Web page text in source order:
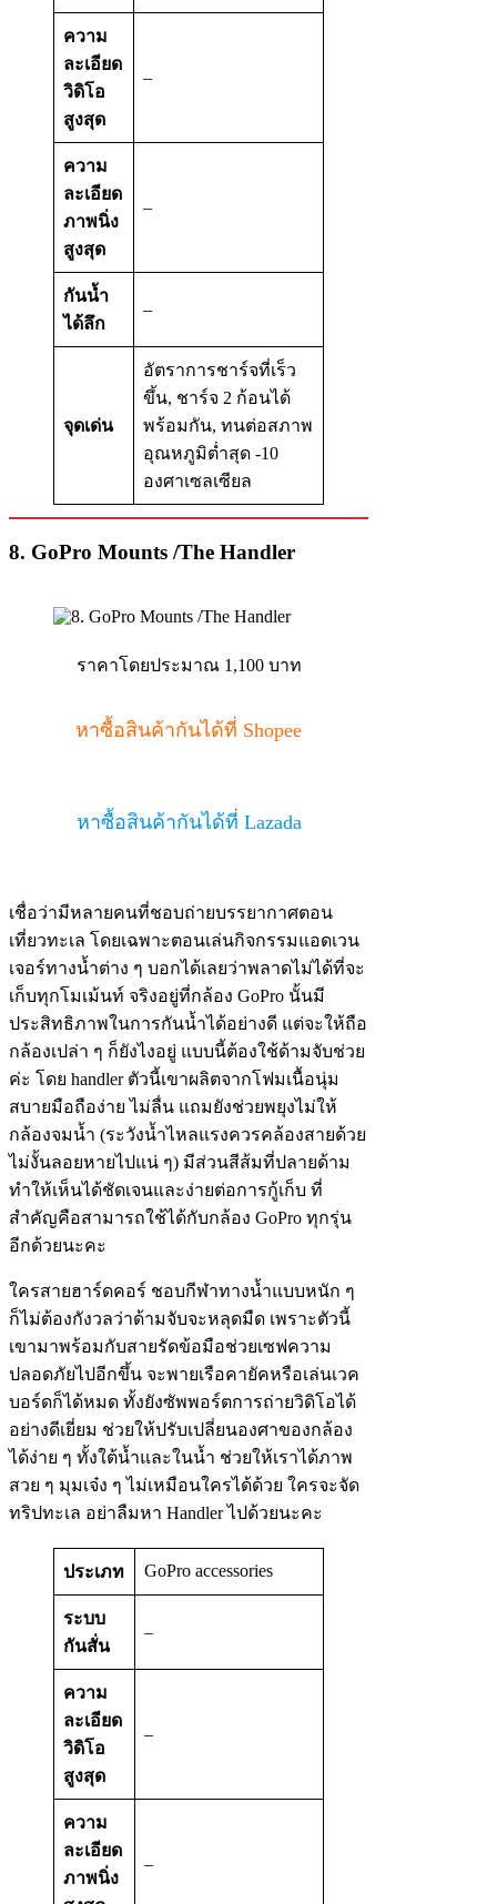
ความ
ละเอียด
วิดิโอ
สูงสุด
–
ความ
ละเอียด
ภาพนิ่ง
สูงสุด
–
กันน้ำ
ได้ลึก
–
จุดเด่น
อัตราการชาร์จที่เร็ว
ขึ้น, ชาร์จ 2 ก้อนได้
พร้อมกัน, ทนต่อสภาพ
อุณหภูมิต่ำสุด -10
องศาเซลเซียล
8. GoPro Mounts /The Handler
ราคาโดยประมาณ 1,100 บาท
หาซื้อสินค้ากันได้ที่ Shopee
หาซื้อสินค้ากันได้ที่ Lazada
เชื่อว่ามีหลายคนที่ชอบถ่ายบรรยากาศตอน
เที่ยวทะเล โดยเฉพาะตอนเล่นกิจกรรมแอดเวน
เจอร์ทางน้ำต่าง ๆ บอกได้เลยว่าพลาดไม่ได้ที่จะ
เก็บทุกโมเม้นท์ จริงอยู่ที่กล้อง GoPro นั้นมี
ประสิทธิภาพในการกันน้ำได้อย่างดี แต่จะให้ถือ
กล้องเปล่า ๆ ก็ยังไงอยู่ แบบนี้ต้องใช้ด้ามจับช่วย
ค่ะ โดย handler ตัวนี้เขาผลิตจากโฟมเนื้อนุ่ม
สบายมือถือง่าย ไม่ลื่น แถมยังช่วยพยุงไม่ให้
กล้องจมน้ำ (ระวังน้ำไหลแรงควรคล้องสายด้วย
ไม่งั้นลอยหายไปแน่ ๆ) มีส่วนสีส้มที่ปลายด้าม
ทำให้เห็นได้ชัดเจนและง่ายต่อการกู้เก็บ ที่
สำคัญคือสามารถใช้ได้กับกล้อง GoPro ทุกรุ่น
อีกด้วยนะคะ
ใครสายฮาร์ดคอร์ ชอบกีฬาทางน้ำแบบหนัก ๆ
ก็ไม่ต้องกังวลว่าด้ามจับจะหลุดมืด เพราะตัวนี้
เขามาพร้อมกับสายรัดข้อมือช่วยเซฟความ
ปลอดภัยไปอีกขึ้น จะพายเรือคายัคหรือเล่นเวค
บอร์ดก็ได้หมด ทั้งยังซัพพอร์ตการถ่ายวิดิโอได้
อย่างดีเยี่ยม ช่วยให้ปรับเปลี่ยนองศาของกล้อง
ได้ง่าย ๆ ทั้งใต้น้ำและในน้ำ ช่วยให้เราได้ภาพ
สวย ๆ มุมเจ๋ง ๆ ไม่เหมือนใครได้ด้วย ใครจะจัด
ทริปทะเล อย่าลืมหา Handler ไปด้วยนะคะ
ประเภท GoPro accessories
ระบบ
กันสั่น
–
ความ
ละเอียด
วิดิโอ
สูงสุด
–
ความ
ละเอียด
ภาพนิ่ง
–